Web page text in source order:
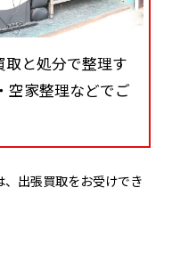
取と処分で整理す
空家整理などでご
出張買取をお受けでき